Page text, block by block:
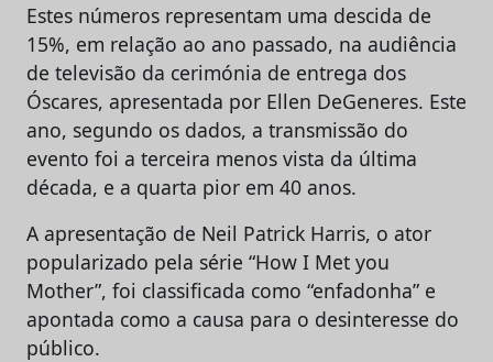
Estes números representam uma descida de
15%, em relação ao ano passado, na audiência
de televisão da cerimónia de entrega dos
Óscares, apresentada por Ellen DeGeneres. Este
ano, segundo os dados, a transmissão do
evento foi a terceira menos vista da última
década, e a quarta pior em 40 anos.
A apresentação de Neil Patrick Harris, o ator
popularizado pela série “How I Met you
Mother”, foi classificada como “enfadonha” e
apontada como a causa para o desinteresse do
público.